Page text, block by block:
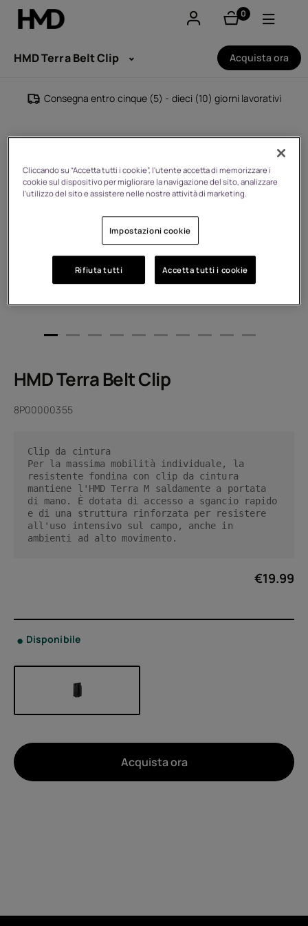
0
elementi
Smartphones
Accessori
Offerte
HMD Terra Belt Clip Acquista ora
Consegna entro cinque (5) - dieci (10) giorni lavorativi
HMD Terra Belt Clip
8P00000355
Clip da cintura
Per la massima mobilità individuale, la
resistente fondina con clip da cintura
mantiene l'HMD Terra M saldamente a portata
di mano. È dotata di accesso a sgancio rapido
e di una struttura rinforzata per resistere
all'uso intensivo sul campo, anche in
ambienti ad alto movimento.
€19.99
Disponibile
Acquista ora
Cliccando su “Accetta tutti i cookie”, l'utente accetta di memorizzare i
cookie sul dispositivo per migliorare la navigazione del sito, analizzare
l'utilizzo del sito e assistere nelle nostre attività di marketing.
Impostazioni cookie
Rifiuta tutti Accetta tutti i cookie